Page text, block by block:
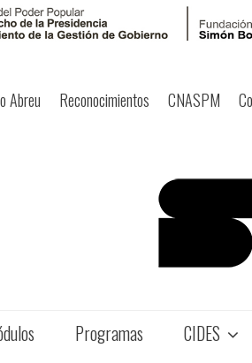
Abreu Reconocimientos CNASPM
Programas CIDES